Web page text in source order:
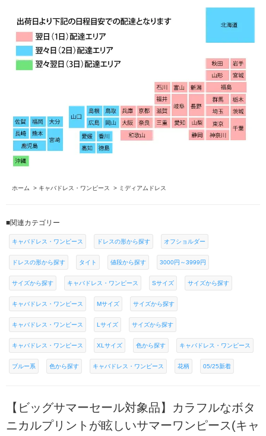
ホーム > キャバドレス・ワンピース > ミディアムドレス
■関連カテゴリー
キャバドレス・ワンピース ドレスの形から探す オフショルダー
ドレスの形から探す タイト 値段から探す 3000円～3999円
サイズから探す キャバドレス・ワンピース Sサイズ サイズから探す
キャバドレス・ワンピース Mサイズ サイズから探す
キャバドレス・ワンピース Lサイズ サイズから探す
キャバドレス・ワンピース XLサイズ 色から探す キャバドレス・ワンピース
ブルー系 色から探す キャバドレス・ワンピース 花柄 05/25新着
【ビッグサマーセール対象品】カラフルなボタ
ニカルプリントが眩しいサマーワンピース(キャ